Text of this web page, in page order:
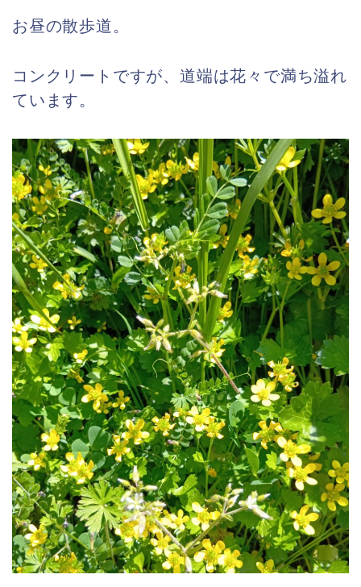
お昼の散歩道。
コンクリートですが、道端は花々で満ち溢れ
ています。